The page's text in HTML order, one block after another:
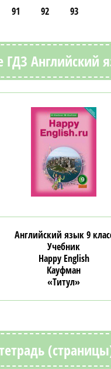
91 92 93
Английский
Английский язык 9
Учебник
Happy English
Кауфман
«Титул»